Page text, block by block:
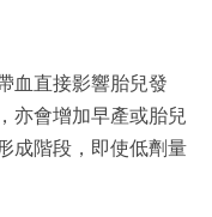
血直接影響胎兒發
亦會增加早產或胎兒
成階段，即使低劑量